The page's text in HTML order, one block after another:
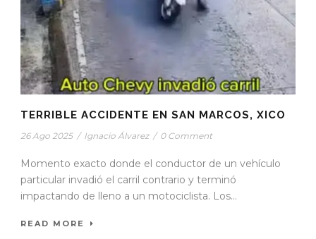
TERRIBLE ACCIDENTE EN SAN MARCOS, XICO
26 Ago 2025 / Ignacio Álvarez / 0 Comment
Momento exacto donde el conductor de un vehículo
particular invadió el carril contrario y terminó
impactando de lleno a un motociclista. Los...
READ MORE